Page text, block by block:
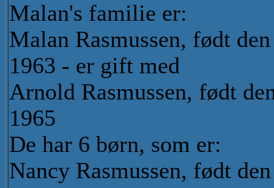
Malan's familie er:
Malan Rasmussen, født
1963 - er gift med
Arnold Rasmussen, født
1965
De har 6 børn, som er:
Nancy Rasmussen, født